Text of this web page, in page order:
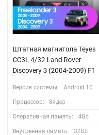
Штатная магнитола Teyes
CC3L 4/32 Land Rover
Discovery 3 (2004-2009) F1
Версия системы: Android 10
Процессор: 8ядер
Оперативная память: 4Gb
Внутренняя память: 32Gb